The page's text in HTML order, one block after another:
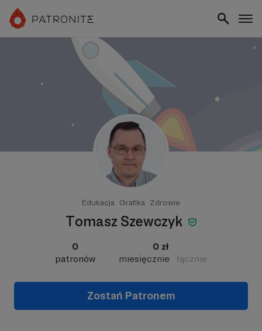
Edukacja Grafika Zdrowie
Tomasz Szewczyk
0
patronów
0 zł
miesięcznie
łącznie
Zostań Patronem